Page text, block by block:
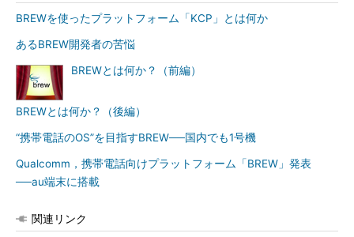
BREWを使ったプラットフォーム「KCP」とは何か
あるBREW開発者の苦悩
BREWとは何か？（前編）
BREWとは何か？（後編）
“携帯電話のOS”を目指すBREW──国内でも1号機
Qualcomm，携帯電話向けプラットフォーム「BREW」発表
──au端末に搭載
関連リンク